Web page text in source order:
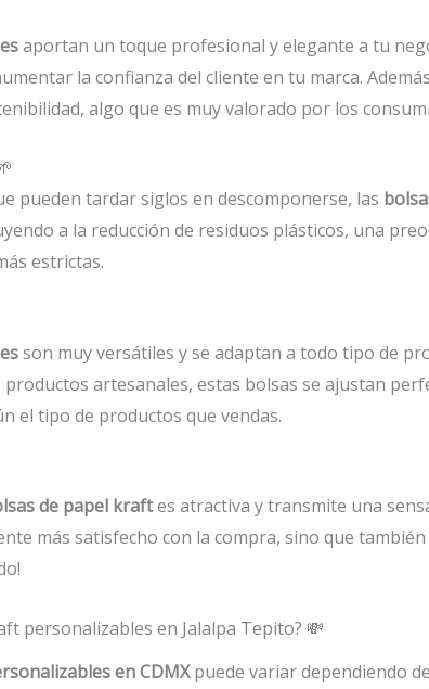
aportan un toque profesional y elegante a tu
la confianza del cliente en tu marca.
algo que es muy valorado por los
pueden tardar siglos en descomponerse, las
a la reducción de residuos plásticos, una
estrictas.
son muy versátiles y se adaptan a todo tipo de
artesanales, estas bolsas se ajustan
el tipo de productos que vendas.
de papel kraftes atractiva y transmite una
más satisfecho con la compra, sino que
personalizables en Jalalpa Tepito? 💸
en CDMXpuede variar dependiendo